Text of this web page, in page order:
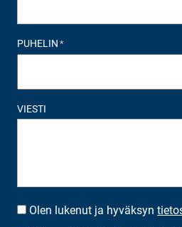
PUHELIN *
VIESTI
SUOSTUMUS*
Olen lukenut ja hyväksyn